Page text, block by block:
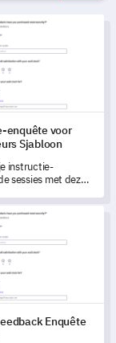
enquête voor
enquête voor
Sjabloon
instructie-
sessies met deze
om de effectiviteit
en de
van de cursus te
Enquête
Enquête